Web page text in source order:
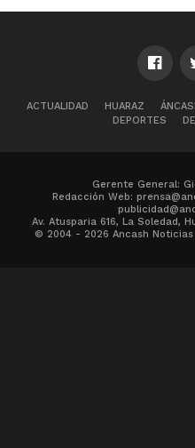
ACTUALIDAD HUARAZ
DEPORTES
Gerente General:
Redacción Web:
Av. Atusparia 616, La Soledad,
© 2004 - 2026 Ancash